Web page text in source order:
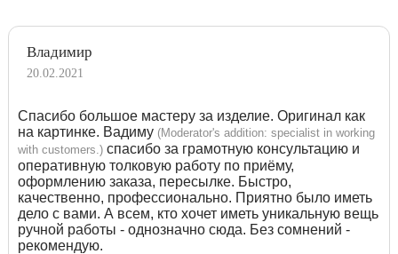
Владимир
20.02.2021
Спасибо большое мастеру за изделие. Оригинал как
на картинке. Вадиму (Moderator's addition: specialist in working
with customers.) спасибо за грамотную консультацию и
оперативную толковую работу по приёму,
оформлению заказа, пересылке. Быстро,
качественно, профессионально. Приятно было иметь
дело с вами. А всем, кто хочет иметь уникальную вещь
ручной работы - однозначно сюда. Без сомнений -
рекомендую.